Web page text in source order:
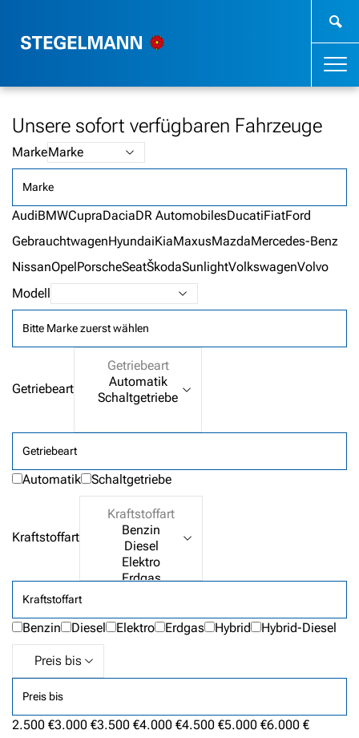
Unsere sofort verfügbaren Fahrzeuge
Marke
Marke
AudiBMWCupraDaciaDR AutomobilesDucatiFiatFord
GebrauchtwagenHyundaiKiaMaxusMazdaMercedes-Benz
NissanOpelPorscheSeatŠkodaSunlightVolkswagenVolvo
Modell
Bitte Marke zuerst wählen
Getriebeart
Getriebeart
Automatik Schaltgetriebe
Kraftstoffart
Kraftstoffart
Benzin Diesel Elektro Erdgas Hybrid Hybrid-Diesel
Preis bis
2.500 €3.000 €3.500 €4.000 €4.500 €5.000 €6.000 €